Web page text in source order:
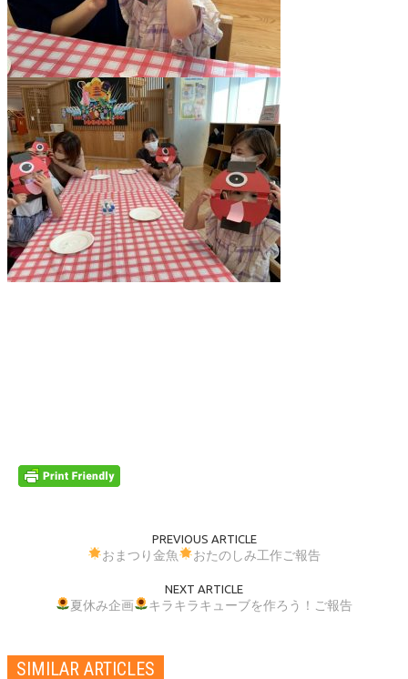
PREVIOUS ARTICLE
おまつり金魚 おたのしみ工作ご報告
NEXT ARTICLE
夏休み企画 キラキラキューブを作ろう！ご報告
SIMILAR ARTICLES